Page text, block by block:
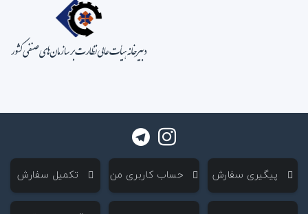
‌ پیگیری سفارش ‌ حساب کاربری من ‌ تکمیل سفارش